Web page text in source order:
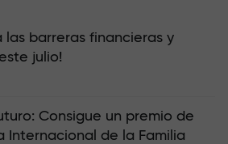
las barreras financieras y
julio!
Consigue un premio de
Internacional de la Familia